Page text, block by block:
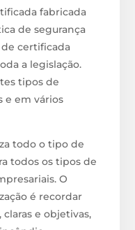
fabricada
de segurança
certificada
a legislação.
tipos de
e em vários
todo o tipo de
todos os tipos de
O
é recordar
e objetivas,